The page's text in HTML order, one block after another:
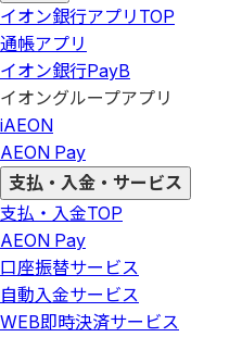
イオン銀行アプリ TOP
通帳アプリ
イオン銀行PayB
イオングループアプリ
iAEON
AEON Pay
支払・入金・サービス
支払・入金TOP
AEON Pay
口座振替サービス
自動入金サービス
WEB即時決済サービス